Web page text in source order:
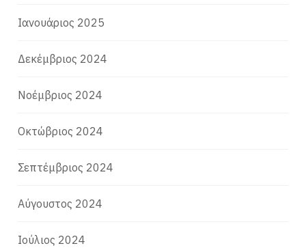
Ιανουάριος 2025
Δεκέμβριος 2024
Νοέμβριος 2024
Οκτώβριος 2024
Σεπτέμβριος 2024
Αύγουστος 2024
Ιούλιος 2024